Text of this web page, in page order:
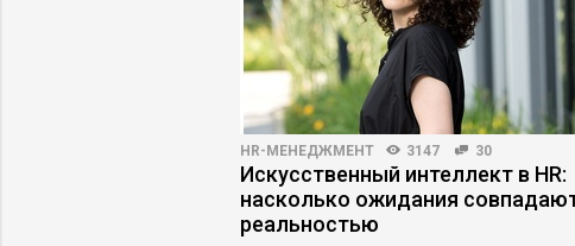
HR-МЕНЕДЖМЕНТ 3147 30
Искусственный интеллект в HR:
насколько ожидания
реальностью